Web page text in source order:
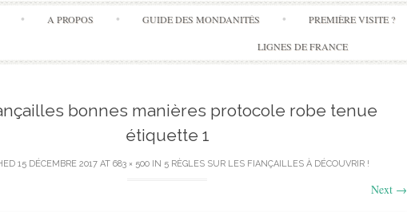
Skip
to
content
A PROPOS GUIDE DES MONDANITÉS PREMIÈRE VISITE ?
LIGNES DE FRANCE
bonnes manières protocole robe tenue
étiquette 1
15 DÉCEMBRE 2017 AT 683 × 500 IN 5 RÈGLES SUR LES FIANÇAILLES À DÉCOUVRIR !
Next →